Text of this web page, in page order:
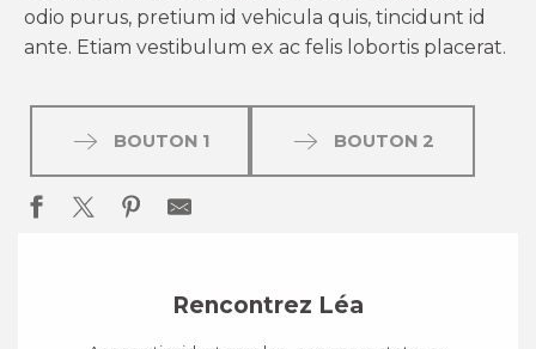
odio purus, pretium id vehicula quis, tincidunt id
ante. Etiam vestibulum ex ac felis lobortis placerat.
BOUTON 1 BOUTON 2
Rencontrez Léa